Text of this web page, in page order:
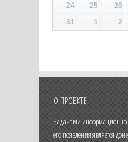
24
25 26
31
1 2
О ПРОЕКТЕ
Задачами информационно-
его появления является